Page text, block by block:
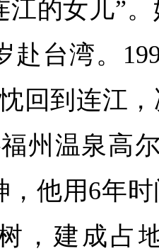
江的女儿”
赴台湾。
回到连江
州温泉高
，他用6年
，建成占